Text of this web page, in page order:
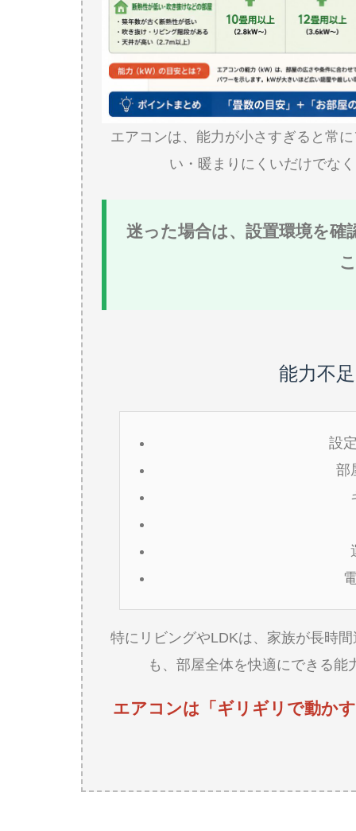
エアコンは、能力が小さすぎると常
い・暖まりにくいだけでな
迷った場合は、設置環境を
能力不
設
部
特にリビングやLDKは、家族が長時
も、部屋全体を快適にできる
エアコンは「ギリギリで動か